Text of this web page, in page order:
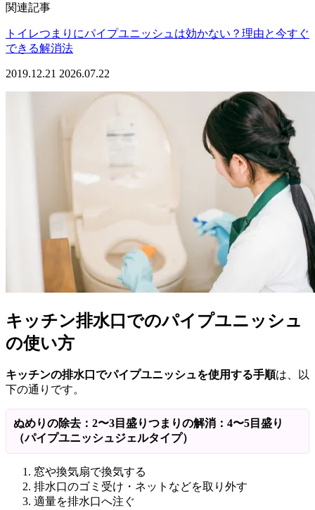
関連記事
トイレつまりにパイプユニッシュは効かない？理由と今すぐ
できる解消法
2019.12.21 2026.07.22
キッチン排水口でのパイプユニッシュ
の使い方
キッチンの排水口でパイプユニッシュを使用する手順は、以
下の通りです。
ぬめりの除去：2〜3目盛りつまりの解消：4〜5目盛り
（パイプユニッシュジェルタイプ）
窓や換気扇で換気する
排水口のゴミ受け・ネットなどを取り外す
適量を排水口へ注ぐ